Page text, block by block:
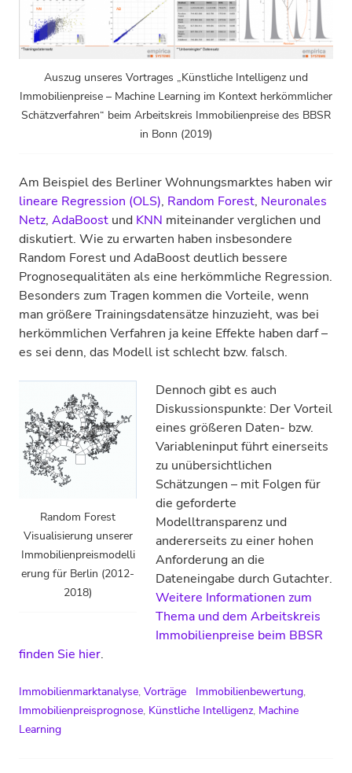
Auszug unseres Vortrages „Künstliche Intelligenz und
Immobilienpreise – Machine Learning im Kontext herkömmlicher
Schätzverfahren“ beim Arbeitskreis Immobilienpreise des BBSR
in Bonn (2019)
Am Beispiel des Berliner Wohnungsmarktes haben wir
lineare Regression (OLS), Random Forest, Neuronales
Netz, AdaBoost und KNN miteinander verglichen und
diskutiert. Wie zu erwarten haben insbesondere
Random Forest und AdaBoost deutlich bessere
Prognosequalitäten als eine herkömmliche Regression.
Besonders zum Tragen kommen die Vorteile, wenn
man größere Trainingsdatensätze hinzuzieht, was bei
herkömmlichen Verfahren ja keine Effekte haben darf –
es sei denn, das Modell ist schlecht bzw. falsch.
Random Forest
Visualisierung unserer
Immobilienpreismodelli
erung für Berlin (2012-
2018)
Dennoch gibt es auch
Diskussionspunkte: Der Vorteil
eines größeren Daten- bzw.
Variableninput führt einerseits
zu unübersichtlichen
Schätzungen – mit Folgen für
die geforderte
Modelltransparenz und
andererseits zu einer hohen
Anforderung an die
Dateneingabe durch Gutachter.
Weitere Informationen zum
Thema und dem Arbeitskreis
Immobilienpreise beim BBSR
finden Sie hier.
Immobilienmarktanalyse, Vorträge Immobilienbewertung,
Immobilienpreisprognose, Künstliche Intelligenz, Machine
Learning